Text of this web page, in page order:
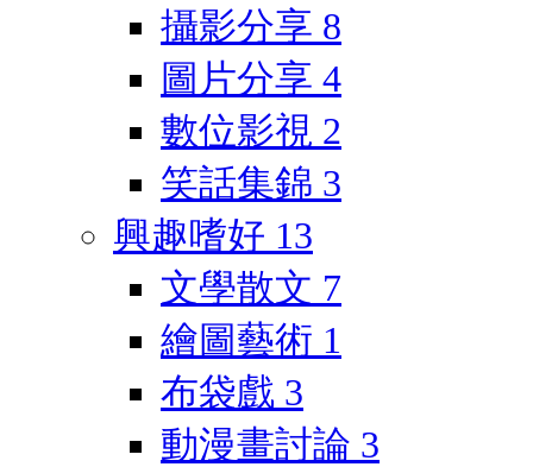
攝影分享 8
圖片分享 4
數位影視 2
笑話集錦 3
興趣嗜好 13
文學散文 7
繪圖藝術 1
布袋戲 3
動漫畫討論 3